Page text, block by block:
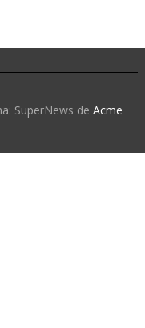
SuperNews de Acme